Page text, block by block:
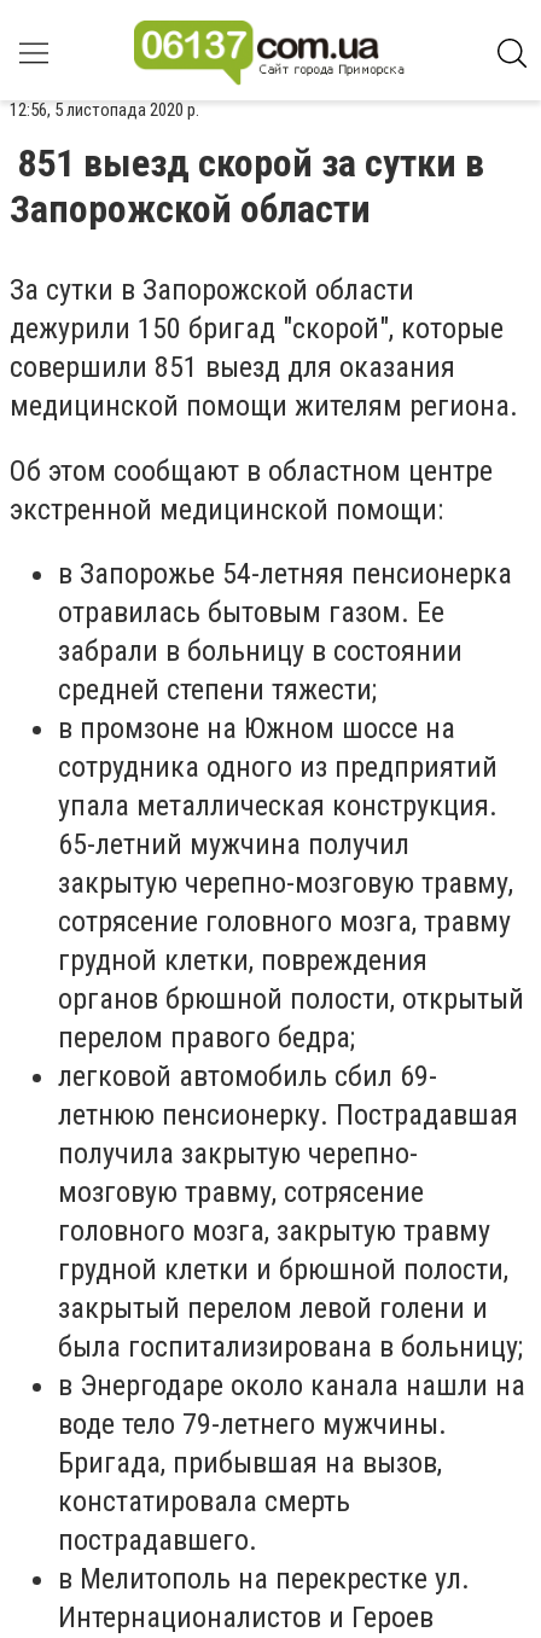
12:56, 5 листопада 2020 р.
851 выезд скорой за сутки в
Запорожской области
За сутки в Запорожской области
дежурили 150 бригад "скорой", которые
совершили 851 выезд для оказания
медицинской помощи жителям региона.
Об этом сообщают в областном центре
экстренной медицинской помощи:
в Запорожье 54-летняя пенсионерка
отравилась бытовым газом. Ее
забрали в больницу в состоянии
средней степени тяжести;
в промзоне на Южном шоссе на
сотрудника одного из предприятий
упала металлическая конструкция.
65-летний мужчина получил
закрытую черепно-мозговую травму,
сотрясение головного мозга, травму
грудной клетки, повреждения
органов брюшной полости, открытый
перелом правого бедра;
легковой автомобиль сбил 69-
летнюю пенсионерку. Пострадавшая
получила закрытую черепно-
мозговую травму, сотрясение
головного мозга, закрытую травму
грудной клетки и брюшной полости,
закрытый перелом левой голени и
была госпитализирована в больницу;
в Энергодаре около канала нашли на
воде тело 79-летнего мужчины.
Бригада, прибывшая на вызов,
констатировала смерть
пострадавшего.
в Мелитополь на перекрестке ул.
Интернационалистов и Героев